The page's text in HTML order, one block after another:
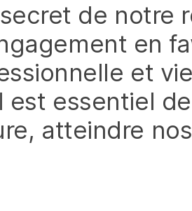
de notre
en
et
est essentiel
atteindre